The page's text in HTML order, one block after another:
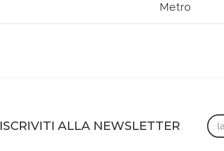
Metro
ISCRIVITI ALLA NEWSLETTER